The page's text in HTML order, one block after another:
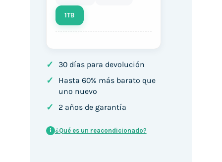
1TB
✓ 30 días para devolución
✓
Hasta 60% más barato que
uno nuevo
✓ 2 años de garantía
i ¿Qué es un reacondicionado?